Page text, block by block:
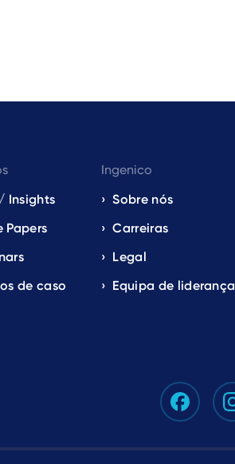
Insights
Papers
de caso
Ingenico
Sobre nós
Carreiras
Legal
Equipa de liderança